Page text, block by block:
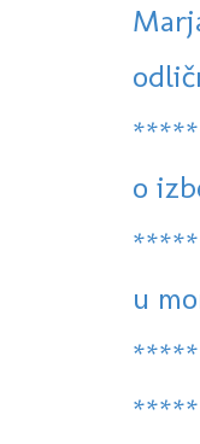
*****
o
*****
u
*****
*****